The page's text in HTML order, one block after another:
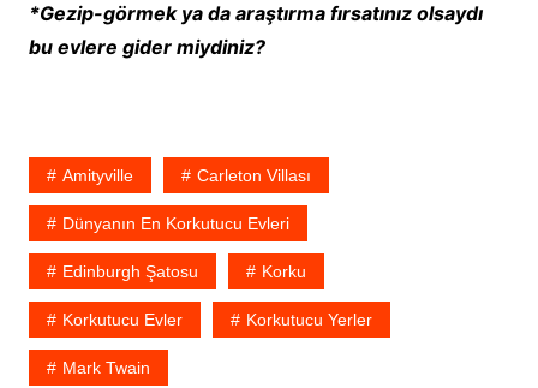
*Gezip-görmek ya da araştırma fırsatınız olsaydı
bu evlere gider miydiniz?
Amityville Carleton Villası
Dünyanın En Korkutucu Evleri
Edinburgh Şatosu Korku
Korkutucu Evler Korkutucu Yerler
Mark Twain